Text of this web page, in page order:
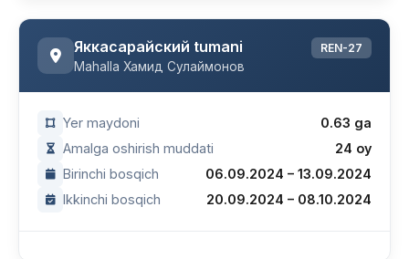
Яккасарайский tumani
Mahalla Хамид Сулаймонов
REN-27
Yer maydoni
0.63 ga
Amalga oshirish muddati
24 oy
Birinchi bosqich
06.09.2024 – 13.09.2024
Ikkinchi bosqich
20.09.2024 – 08.10.2024